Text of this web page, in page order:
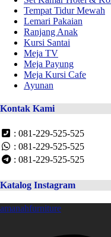
Tempat Tidur Mewah
Lemari Pakaian
Ranjang Anak
Kursi Santai
Meja TV
Meja Payung
Meja Kursi Cafe
Ayunan
Kontak Kami
: 081-229-525-525
: 081-229-525-525
: 081-229-525-525
Katalog Instagram
amanahfurniture